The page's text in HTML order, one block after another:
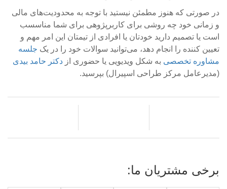
در صورتی که هنوز مطمئن نیستید با توجه به محدودیت‌های مالی
و زمانی خود چه روشی برای کاربرپژوهی برای شما مناسسب
است یا تصمیم دارید خودتان یا افرادی از تیمتان این امر مهم و
تعیین کننده را انجام دهد، می‌توانید سوالات خود را در یک جلسه
مشاوره تخصصی به شکل ویدیویی یا حضوری از دکتر حامد بیدی
(مدیرعامل مرکز طراحی اسپیرال) بپرسید.
برخی مشتریان ما: